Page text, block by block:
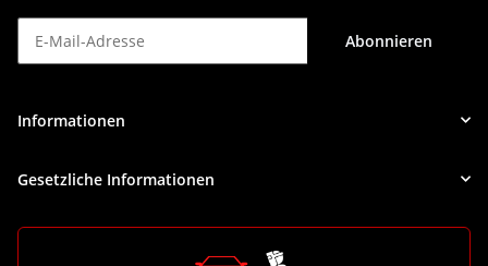
Abonnieren
Informationen
Gesetzliche Informationen